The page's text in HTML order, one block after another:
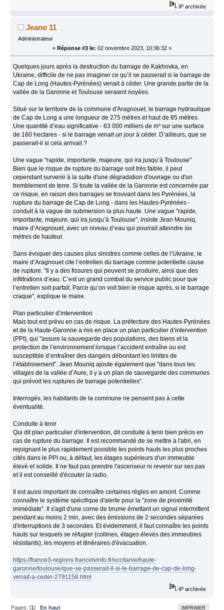
IP archivée
Jeano 11
Administrateur
« Réponse #3 le: 02 novembre 2023, 10:36:32 »
Quelques jours après la destruction du barrage de Kakhovka, en
Ukraine, difficile de ne pas imaginer ce qu’il se passerait si le barrage de
Cap de Long (Hautes-Pyrénées) venait à céder. Une grande partie de la
vallée de la Garonne et Toulouse seraient noyées.
Situé sur le territoire de la commune d'Aragnouet, le barrage hydraulique
de Cap de Long a une longueur de 275 mètres et haut de 85 mètres.
Une quantité d’eau significative - 63 000 milliers de m³ sur une surface
de 160 hectares - si le barrage venait un jour à céder. D’ailleurs, que se
passerait-il si cela arrivait ?
Une vague "rapide, importante, majeure, qui ira jusqu’à Toulouse"
Bien que le risque de rupture du barrage soit très faible, il peut
cependant survenir à la suite d'une dégradation d'ouvrage ou d'un
tremblement de terre. Si toute la vallée de la Garonne est concernée par
ce risque, en raison des barrages se trouvant dans les Pyrénées, la
rupture du barrage de Cap de Long - dans les Hautes-Pyrénées -
conduit à la vague de submersion la plus haute. Une vague "rapide,
importante, majeure, qui ira jusqu’à Toulouse", insiste Jean Mouniq,
maire d’Aragnouet, avec un niveau d’eau qui pourrait atteindre six
mètres de hauteur.
Sans évoquer des causes plus sinistres comme celles de l’Ukraine, le
maire d’Aragnouet cite l’entretien du barrage comme potentielle cause
de rupture. "Il y a des fissures qui peuvent se produire, ainsi que des
infiltrations d’eau. C’est un grand combat du service public pour que
l’entretien soit parfait. Parce qu’on voit bien le risque après, si le barrage
craque", explique le maire.
Plan particulier d’intervention
Mais tout est prévu en cas de risque. La préfecture des Hautes-Pyrénées
et de la Haute-Garonne a mis en place un plan particulier d’intervention
(PPI), qui "assure la sauvegarde des populations, des biens et la
protection de l’environnement lorsque l’accident entraîne ou est
susceptible d’entraîner des dangers débordant les limites de
l’établissement". Jean Mouniq ajoute également que "dans tous les
villages de la vallée d’Aure, il y a un plan de sauvegarde des communes
qui prévoit les ruptures de barrage potentielles".
Interrogés, les habitants de la commune ne pensent pas à cette
éventualité.
Conduite à tenir
Qui dit plan particulier d'intervention, dit conduite à tenir bien précis en
cas de rupture du barrage. Il est recommandé de se mettre à l'abri, en
rejoignant le plus rapidement possible les points hauts les plus proches
cités dans le PPI ou, à défaut, les étages supérieurs d'un immeuble
élevé et solide. Il ne faut pas prendre l'ascenseur ni revenir sur ses pas
et il est conseillé d'écouter la radio.
Il est aussi important de connaître certaines règles en amont. Comme
connaître le système spécifique d'alerte pour la "zone de proximité
immédiate". Il s'agit d'une corne de brume émettant un signal intermittent
pendant au moins 2 min, avec des émissions de 2 secondes séparées
d'interruptions de 3 secondes. Et évidemment, il faut connaître les points
hauts sur lesquels se réfugier (collines, étages élevés des immeubles
résistants), les moyens et itinéraires d'évacuation.
https://france3-regions.francetvinfo.fr/occitanie/haute-
garonne/toulouse/que-se-passerait-il-si-le-barrage-de-cap-de-long-
venait-a-ceder-2791158.html
IP archivée
IMPRIMER
Pages: [1]En haut